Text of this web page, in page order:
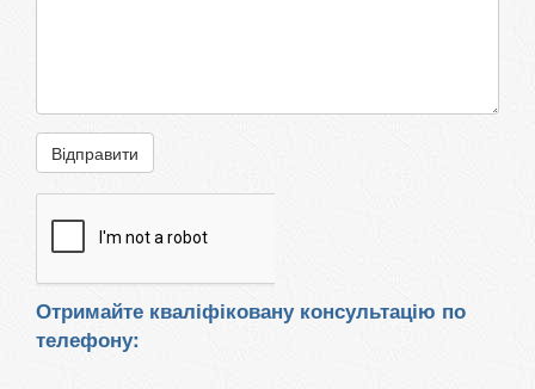
Відправити
Отримайте кваліфіковану консультацію по
телефону: